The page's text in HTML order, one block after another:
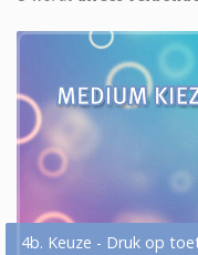
4b. Keuze - Druk op